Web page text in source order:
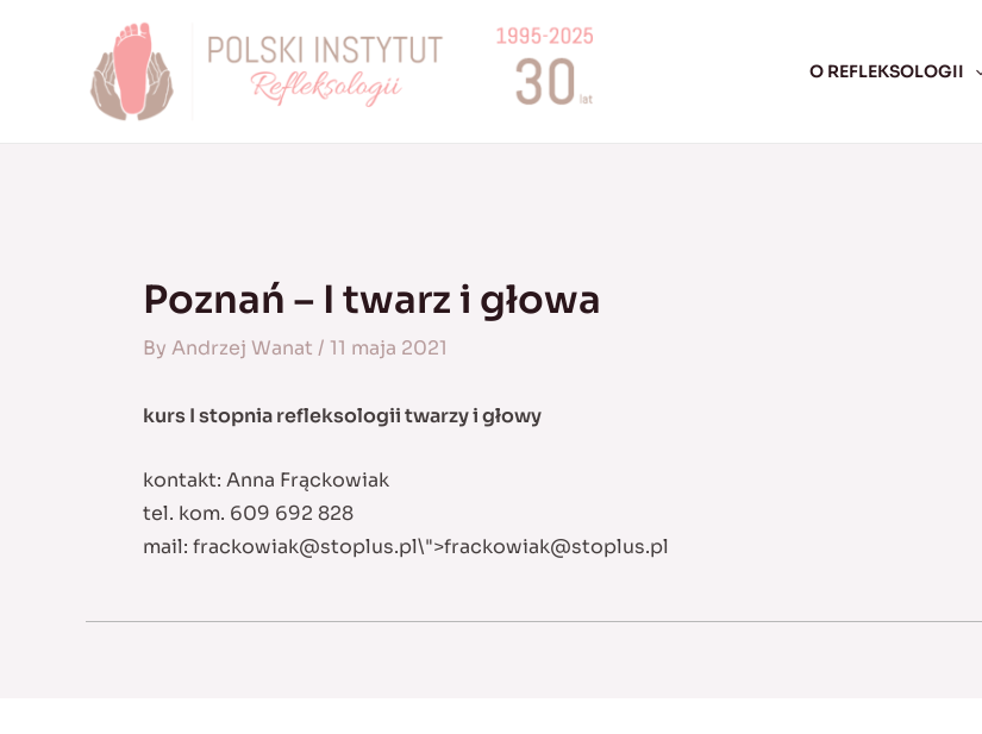
O REFLEKSOLOGII
Poznań – I twarz i głowa
By Andrzej Wanat / 11 maja 2021
kurs I stopnia refleksologii twarzy i głowy
kontakt: Anna Frąckowiak
tel. kom. 609 692 828
mail: frackowiak@stoplus.pl\">frackowiak@stoplus.pl